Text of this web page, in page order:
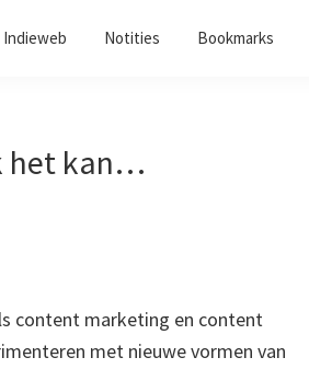
Indieweb Notities Bookmarks
het kan…
content marketing en content
met nieuwe vormen van